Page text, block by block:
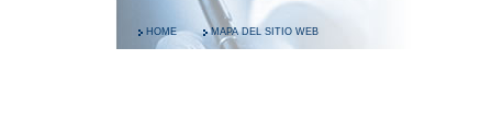
HOME MAPA DEL SITIO WEB